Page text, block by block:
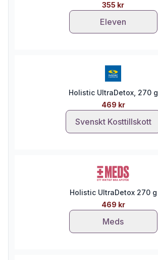
355 kr
Eleven
Holistic UltraDetox, 270 g
469 kr
Svenskt Kosttillskott
Holistic UltraDetox 270 g
469 kr
Meds